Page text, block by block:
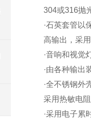
304或316抛
·石英套管以
高输出，采
·音响和视觉
·由各种输出
·全不锈钢外
采用热敏电
·采用电子累